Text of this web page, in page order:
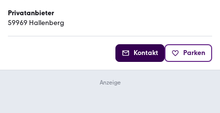
Privatanbieter
59969 Hallenberg
Kontakt Parken